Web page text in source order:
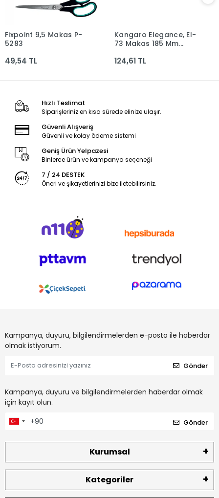
Sepete Ekle
Fixpoint 9,5 Makas P-
5283
49,54 TL
Sepete Ekle
Kangaro Elegance, El-
73 Makas 185 Mm
Kanm-el-73/y T
124,61 TL
Hızlı Teslimat
Siparişleriniz en kısa sürede elinize ulaşır.
Güvenli Alışveriş
Güvenli ve kolay ödeme sistemi
Geniş Ürün Yelpazesi
Binlerce ürün ve kampanya seçeneği
7 / 24 DESTEK
Öneri ve şikayetlerinizi bize iletebilirsiniz.
Kampanya, duyuru, bilgilendirmelerden e-posta ile haberdar
olmak istiyorum.
Gönder
Kampanya, duyuru ve bilgilendirmelerden haberdar olmak
için kayıt olun.
Gönder
Kurumsal
Kategoriler